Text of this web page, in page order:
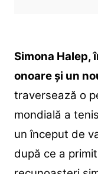
Simona Halep,
onoare și un
traversează o
mondială a
un început de
după ce a